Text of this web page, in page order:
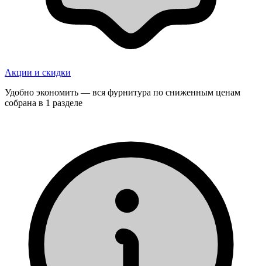
Акции и скидки
Удобно экономить — вся фурнитура по сниженным ценам
собрана в 1 разделе